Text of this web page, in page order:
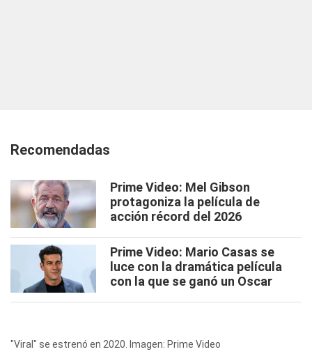
Recomendadas
Prime Video: Mel Gibson
protagoniza la película de
acción récord del 2026
Prime Video: Mario Casas se
luce con la dramática película
con la que se ganó un Oscar
"Viral" se estrenó en 2020. Imagen: Prime Video